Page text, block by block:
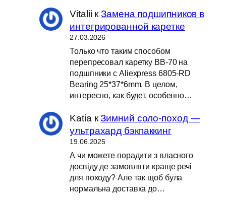
Vitalii кЗамена подшипников в
интегрированной каретке
27.03.2026
Только что таким способом
перепресовал каретку BB-70 на
подшпники с Aliexpress 6805-RD
Bearing 25*37*6mm. В целом,
интересно, как будет, особенно…
KatiaкЗимний соло-поход —
ультрахард бэкпаккинг
19.06.2025
А чи можете порадити з власного
досвіду де замовляти краще речі
для походу? Але так щоб була
нормальна доставка до…